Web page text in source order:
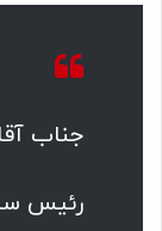
جناب
رئیس